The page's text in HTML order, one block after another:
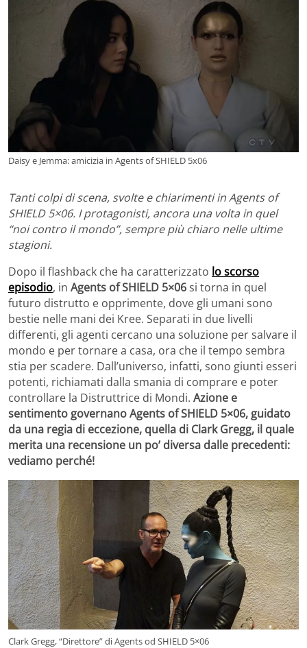
Daisy e Jemma: amicizia in Agents of SHIELD 5x06
Tanti colpi di scena, svolte e chiarimenti in Agents of
SHIELD 5×06. I protagonisti, ancora una volta in quel
“noi contro il mondo”, sempre più chiaro nelle ultime
stagioni.
Dopo il flashback che ha caratterizzato lo scorso
episodio, in Agents of SHIELD 5×06si torna in quel
futuro distrutto e opprimente, dove gli umani sono
bestie nelle mani dei Kree. Separati in due livelli
differenti, gli agenti cercano una soluzione per salvare il
mondo e per tornare a casa, ora che il tempo sembra
stia per scadere. Dall’universo, infatti, sono giunti esseri
potenti, richiamati dalla smania di comprare e poter
controllare la Distruttrice di Mondi. Azione e
sentimento governano Agents of SHIELD 5×06, guidato
da una regia di eccezione, quella di Clark Gregg, il quale
merita una recensione un po’ diversa dalle precedenti:
vediamo perché!
Clark Gregg, “Direttore” di Agents od SHIELD 5×06